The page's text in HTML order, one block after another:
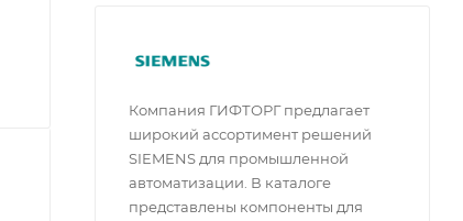
Компания ГИФТОРГ предлагает
широкий ассортимент решений
SIEMENS для промышленной
автоматизации. В каталоге
представлены компоненты для